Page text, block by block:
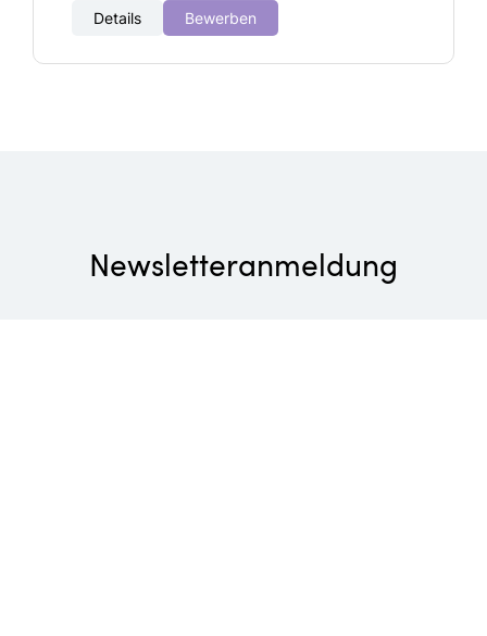
Details Bewerben
Newsletteranmeldung